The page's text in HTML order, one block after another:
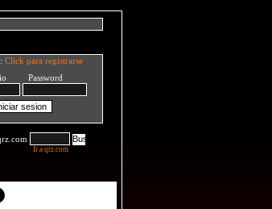
Click para registrarse
Password
Ir a qrz.com